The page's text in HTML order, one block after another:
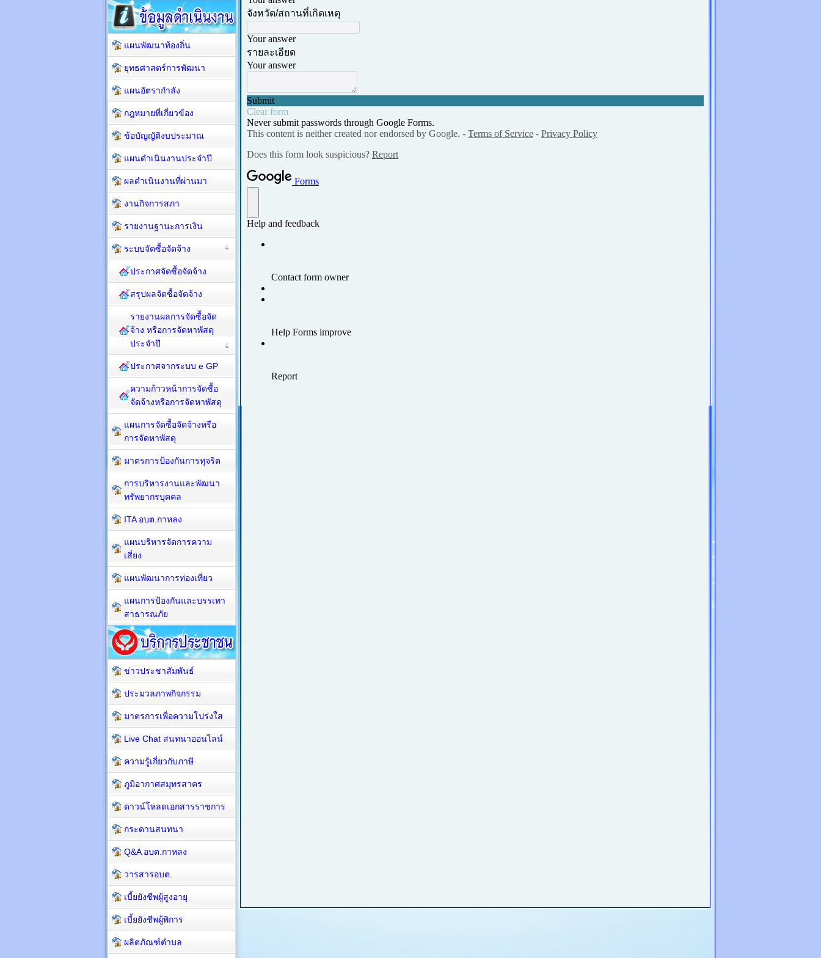
แผนพัฒนาท้องถิ่น
ยุทธศาสตร์การพัฒนา
แผนอัตรากำลัง
กฎหมายที่เกี่ยวข้อง
ข้อบัญญัติงบประมาณ
แผนดำเนินงานประจำปี
ผลดำเนินงานที่ผ่านมา
งานกิจการสภา
รายงานฐานะการเงิน
ระบบจัดซื้อจัดจ้าง
ประกาศจัดซื้อจัดจ้าง
สรุปผลจัดซื้อจัดจ้าง
รายงานผลการจัดซื้อจัด
จ้าง หรือการจัดหาพัสดุ
ประจำปี
ประกาศจากระบบ e GP
ความก้าวหน้าการจัดซื้อ
จัดจ้างหรือการจัดหาพัสดุ
แผนการจัดซื้อจัดจ้างหรือ
การจัดหาพัสดุ
มาตรการป้องกันการทุจริต
การบริหารงานและพัฒนา
ทรัพยากรบุคคล
ITA อบต.กาหลง
แผนบริหารจัดการความ
เสี่ยง
แผนพัฒนาการท่องเที่ยว
แผนการป้องกันและบรรเทา
สาธารณภัย
ข่าวประชาสัมพันธ์
ประมวลภาพกิจกรรม
มาตรการเพื่อความโปร่งใส
Live Chat สนทนาออนไลน์
ความรู้เกี่ยวกับภาษี
ภูมิอากาศสมุทรสาคร
ดาวน์โหลดเอกสารราชการ
กระดานสนทนา
Q&A อบต.กาหลง
วารสารอบต.
เบี้ยยังชีพผู้สูงอายุ
เบี้ยยังชีพผู้พิการ
ผลิตภัณฑ์ตำบล